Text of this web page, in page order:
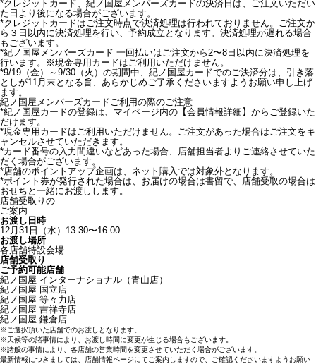
*クレジットカード、紀ノ国屋メンバーズカードの決済日は、ご注文いただい
た日より後になる場合がございます。
*クレジットカードはご注文時点で決済処理は行われておりません。ご注文か
ら３日以内に決済処理を行い、予約成立となります。決済処理が遅れる場合
もございます。
*紀ノ国屋メンバーズカード 一回払いはご注文から2〜8日以内に決済処理を
行います。
※現金専用カードはご利用いただけません。
*9/19（金）～9/30（火）の期間中、紀ノ国屋カードでのご決済分は、引き落
としが11月末となる旨、あらかじめご了承くださいますようお願い申し上げ
ます。
紀ノ国屋メンバーズカードご利用の際のご注意
*紀ノ国屋カードの登録は、マイページ内の 【会員情報詳細】 からご登録いた
だけます。
*現金専用カードはご利用いただけません。ご注文があった場合はご注文をキ
ャンセルさせていただきます。
*カード番号の入力間違いなどあった場合、店舗担当者よりご連絡させていた
だく場合がございます。
*店舗のポイントアップ企画は、ネット購入では対象外となります。
*ポイント券が発行された場合は、お届けの場合は書留で、店舗受取の場合は
おせちと一緒にお渡しします。
店舗受取りの
ご案内
お渡し日時
12月31日（水）13:30〜16:00
お渡し場所
各店舗特設会場
店舗受取り
ご予約可能店舗
紀ノ国屋 インターナショナル（青山店）
紀ノ国屋 国立店
紀ノ国屋 等々力店
紀ノ国屋 吉祥寺店
紀ノ国屋 鎌倉店
※ ご選択頂いた店舗でのお渡しとなります。
※天候等の諸事情により、お渡し時間に変更が生じる場合もございます。
※諸般の事情により、各店舗の営業時間を変更させていただく場合がございます。
最新情報につきましては、店舗情報ページにてご案内しますので、ご確認くださいますようお願い